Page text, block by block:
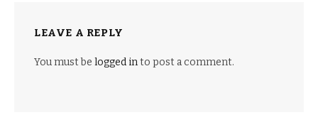
LEAVE A REPLY
You must be logged into post a comment.